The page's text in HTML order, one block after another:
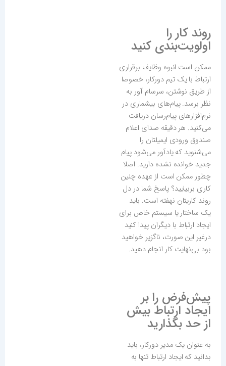
روند کار را
اولویت‌بندی کنید
ممکن است انبوه وظایف برقراری
ارتباط با یک تیم دورکار، خصوصا
از طریق نوشتن، سرسام آور به
نظر برسد. پیام‌های بیشماری در
نرم‌افزارهای پیام‌رسان دریافت
می‌‌کنید. هر دقیقه صدای اعلام
صندوق ورودی ایمیلتان را
می‌شنوید که یادآور می‌شود پیام
جدید خوانده نشده دارید. اصلا
چطور ممکن است از عهده چنین
کاری بربیایید؟ پاسخ شما در دل
روند کاریتان نهفته است. باید
یک ساختار یا سیستم خاص برای
ایجاد ارتباط با دیگران پیدا کنید
درغیر این صورت، ناگزیر خواهید
بود بی‌نهایت کار انجام دهید.
پیش‌فرض را بر
ایجاد ارتباط بیش
از حد بگذارید
به عنوان یک مدیر دورکار، باید
بدانید که ایجاد ارتباط تنها به